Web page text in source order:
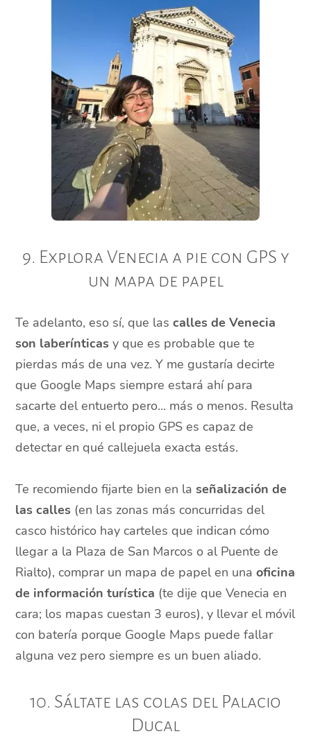
9. Explora Venecia a pie con GPS y
un mapa de papel
Te adelanto, eso sí, que lascalles de Venecia
son laberínticas y que es probable que te
pierdas más de una vez. Y me gustaría decirte
que Google Maps siempre estará ahí para
sacarte del entuerto pero... más o menos. Resulta
que, a veces, ni el propio GPS es capaz de
detectar en qué callejuela exacta estás.
Te recomiendo fijarte bien en laseñalización de
las calles (en las zonas más concurridas del
casco histórico hay carteles que indican cómo
llegar a la Plaza de San Marcos o al Puente de
Rialto), comprar un mapa de papel en unaoficina
de información turística (te dije que Venecia en
cara; los mapas cuestan 3 euros), y llevar el móvil
con batería porque Google Maps puede fallar
alguna vez pero siempre es un buen aliado.
10. Sáltate las colas del Palacio
Ducal